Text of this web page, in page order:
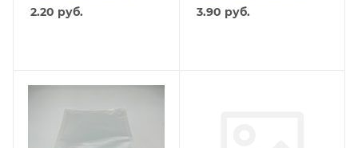
2.20 руб. 3.90 руб.